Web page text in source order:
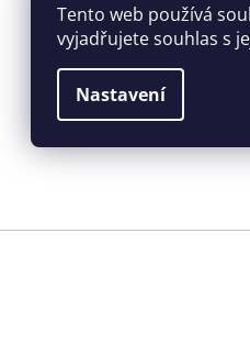
Tento web používá
vyjadřujete souhlas s
Nastavení